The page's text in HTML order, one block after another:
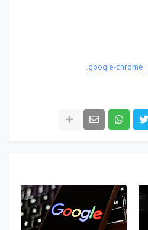
google-chrome